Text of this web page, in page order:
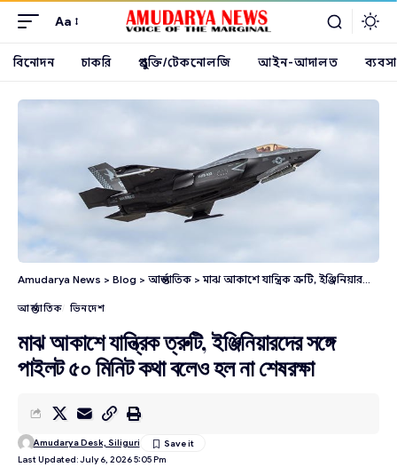
Aa
বিনোদন চাকরি প্রযুক্তি/টেকনোলজি আইন-আদালত ব্যবসা
Amudarya News > Blog > আন্তর্জাতিক >মাঝ আকাশে যান্ত্রিক ত্রুটি, ইঞ্জিনিয়ারদের সঙ্গে পাইলট ৫০ মিনিট কথা বলেও হল না শেষরক্ষা
আন্তর্জাতিক ভিনদেশ
মাঝ আকাশে যান্ত্রিক ত্রুটি, ইঞ্জিনিয়ারদের সঙ্গে
পাইলট ৫০ মিনিট কথা বলেও হল না শেষরক্ষা
Last Updated: July 6, 2026 5:05 Pm
Amudarya Desk, Siliguri